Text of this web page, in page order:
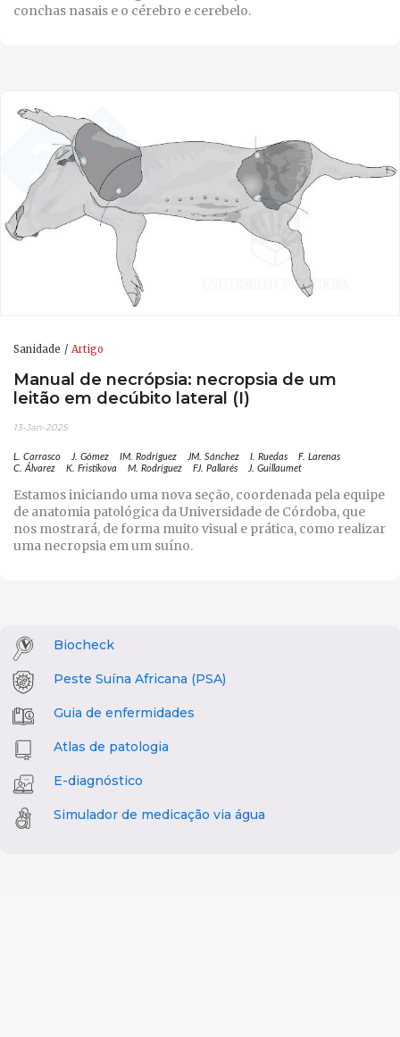
conchas nasais e o cérebro e cerebelo.
Sanidade Artigo
Manual de necrópsia: necropsia de um
leitão em decúbito lateral (I)
13-Jan-2025
L. Carrasco J. Gómez IM. Rodríguez JM. Sánchez I. Ruedas
F. Larenas
C. Álvarez
K. Fristikova M. Rodríguez FJ. Pallarés J. Guillaumet
Estamos iniciando uma nova seção, coordenada pela equipe
de anatomia patológica da Universidade de Córdoba, que
nos mostrará, de forma muito visual e prática, como realizar
uma necropsia em um suíno.
Biocheck
Peste Suína Africana (PSA)
Guia de enfermidades
Atlas de patologia
E-diagnóstico
Simulador de medicação via água